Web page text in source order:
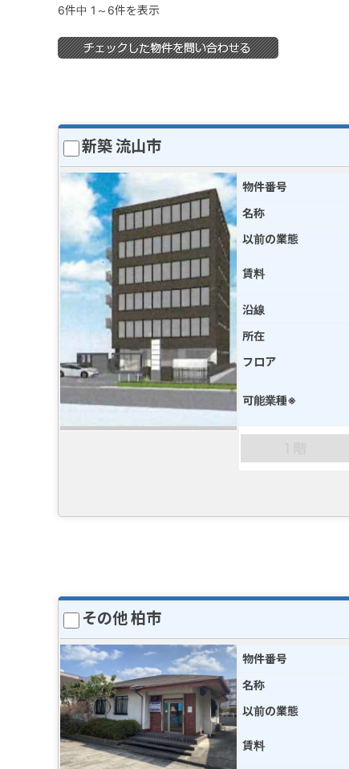
6件中 1～6件を表示
新築 流山市
物件番号
名称
以前の業態
賃料
沿線
所在
フロア
可能業種※
その他 柏市
物件番号
名称
以前の業態
賃料